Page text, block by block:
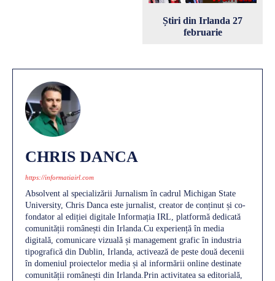
Știri din Irlanda 27
februarie
CHRIS DANCA
https://informatiairl.com
Absolvent al specializării Jurnalism în cadrul Michigan State
University, Chris Danca este jurnalist, creator de conținut și co-
fondator al ediției digitale Informația IRL, platformă dedicată
comunității românești din Irlanda.Cu experiență în media
digitală, comunicare vizuală și management grafic în industria
tipografică din Dublin, Irlanda, activează de peste două decenii
în domeniul proiectelor media și al informării online destinate
comunității românești din Irlanda.Prin activitatea sa editorială,